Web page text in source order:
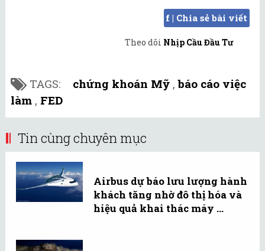
f | Chia sẻ bài viết
Theo dõi Nhịp Cầu Đầu Tư
TAGS: chứng khoán Mỹ ,báo cáo việc
làm , FED
Tin cùng chuyên mục
Airbus dự báo lưu lượng hành
khách tăng nhờ đô thị hóa và
hiệu quả khai thác máy ...